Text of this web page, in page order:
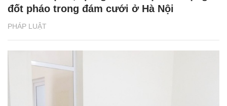
PHÁP LUẬT
đốt pháo trong đám cưới ở Hà Nội